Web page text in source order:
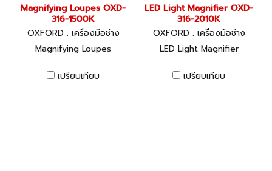
Magnifying Loupes OXD-
316-1500K
OXFORD : เครื่องมือช่าง
Magnifying Loupes
เปรียบเทียบ
LED Light Magnifier OXD-
316-2010K
OXFORD : เครื่องมือช่าง
LED Light Magnifier
เปรียบเทียบ